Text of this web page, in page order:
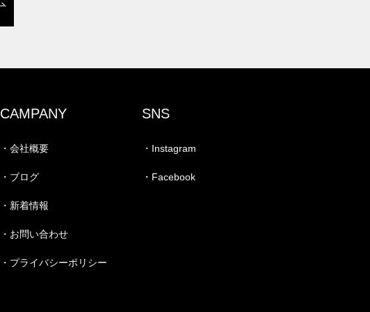
CAMPANY
・会社概要
・ブログ
・新着情報
・お問い合わせ
・プライバシーポリシー
SNS
・Instagram
・Facebook